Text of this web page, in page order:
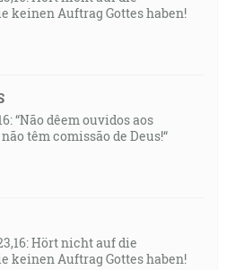
keinen Auftrag Gottes haben!
“Não dêem ouvidos aos
têm comissão de Deus!“
Hört nicht auf die
keinen Auftrag Gottes haben!